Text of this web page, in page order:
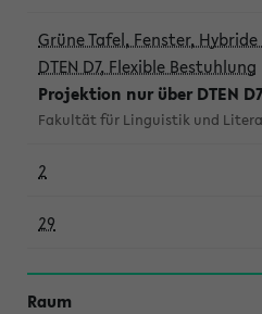
Grüne Tafel, Fenster,
DTEN D7, Flexible Bestuhlung
Projektion nur über DTEN
Fakultät für Linguistik und
2
29